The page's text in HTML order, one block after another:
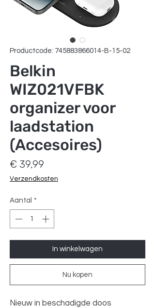
Productcode: 745883866014-B-15-02
Belkin
WIZ021VFBK
organizer voor
laadstation
(Accesoires)
€ 39,99
Verzendkosten
Aantal *
In winkelwagen
Nu kopen
Nieuw in beschadigde doos